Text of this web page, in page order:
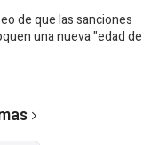
de que las sanciones
una nueva "edad de